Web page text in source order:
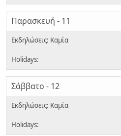
Παρασκευή - 11
Σάββατο - 12